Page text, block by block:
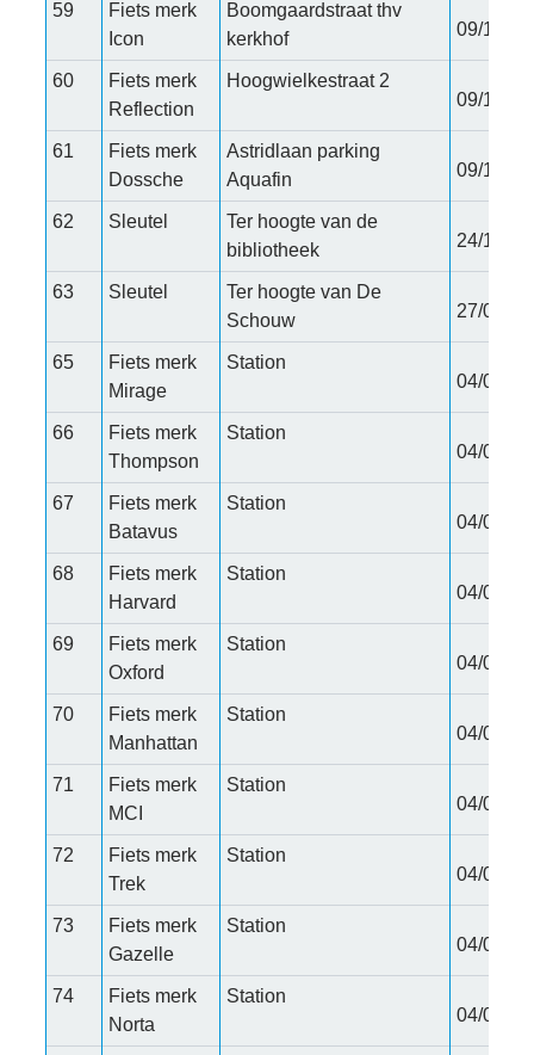
59
Fiets merk
Icon
Boomgaardstraat thv
kerkhof
09/12/
60
Fiets merk
Reflection
Hoogwielkestraat 2
09/12/
61
Fiets merk
Dossche
Astridlaan parking
Aquafin
09/12/
62 Sleutel
Ter hoogte van de
bibliotheek
24/12/
63 Sleutel
Ter hoogte van De
Schouw
27/01/
65
Fiets merk
Mirage
Station
04/02/
66
Fiets merk
Thompson
Station
04/02/
67
Fiets merk
Batavus
Station
04/02/
68
Fiets merk
Harvard
Station
04/02/
69
Fiets merk
Oxford
Station
04/02/
70
Fiets merk
Manhattan
Station
04/02/
71
Fiets merk
MCI
Station
04/02/
72
Fiets merk
Trek
Station
04/02/
73
Fiets merk
Gazelle
Station
04/02/
74
Fiets merk
Norta
Station
04/02/